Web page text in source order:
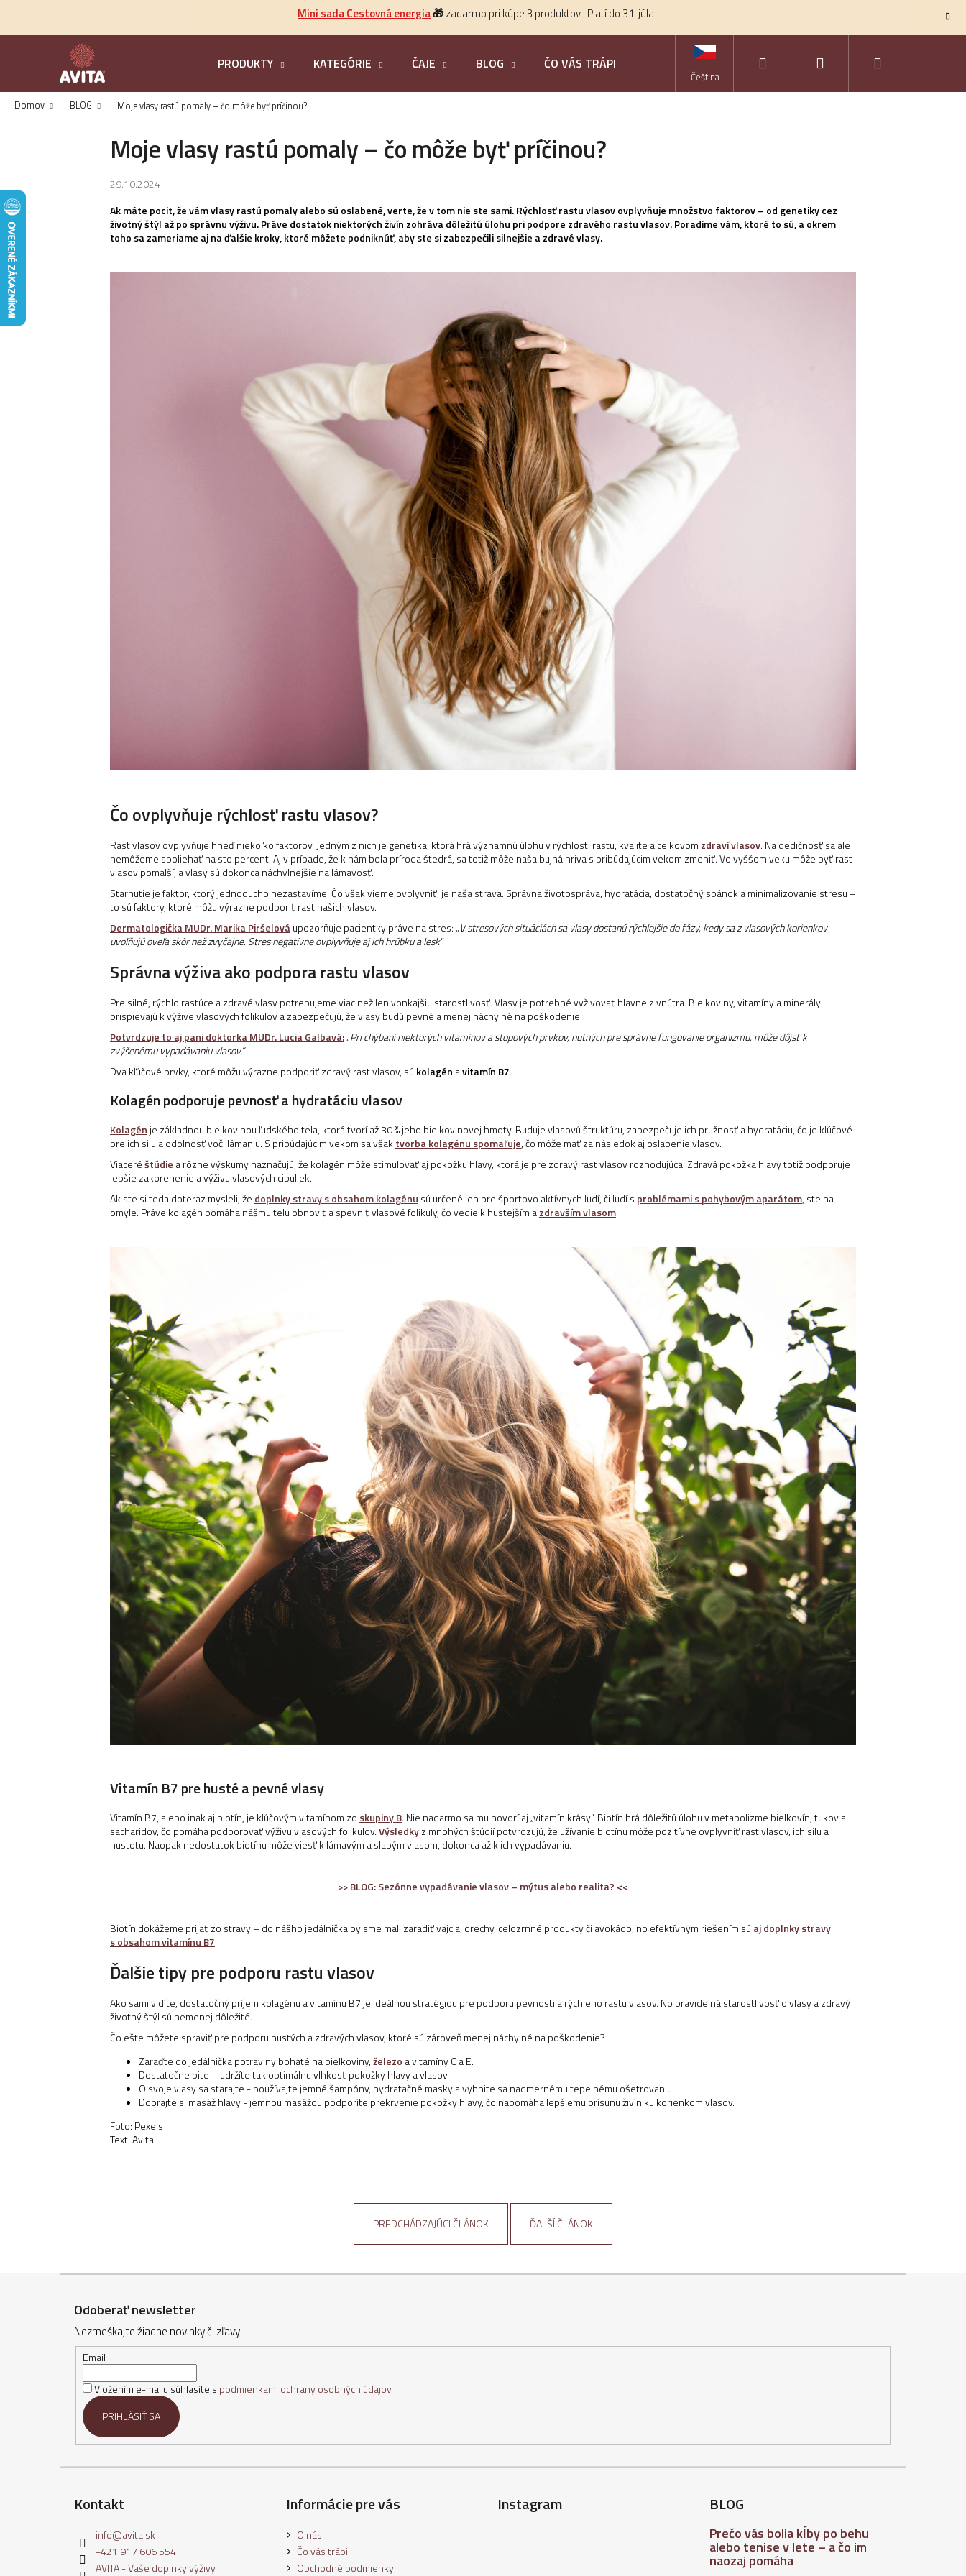
obsah
Mini sada Cestovná energia🎁zadarmo pri kúpe 3 produktov · Platí do 31. júla
PRODUKTY KATEGÓRIE ČAJE BLOG ČO VÁS TRÁPI? KONTAKTY ZNAČKY
Čeština
Prihlásenie
Domov BLOG Moje vlasy rastú pomaly – čo môže byť príčinou?
Moje vlasy rastú pomaly – čo môže byť príčinou?
29.10.2024
Ak máte pocit, že vám vlasy rastú pomaly alebo sú oslabené, verte, že v tom nie ste sami. Rýchlosť rastu vlasov ovplyvňuje množstvo faktorov – od genetiky cez
životný štýl až po správnu výživu. Práve dostatok niektorých živín zohráva dôležitú úlohu pri podpore zdravého rastu vlasov. Poradíme vám, ktoré to sú, a okrem
toho sa zameriame aj na ďalšie kroky, ktoré môžete podniknúť, aby ste si zabezpečili silnejšie a zdravé vlasy.
Čo ovplyvňuje rýchlosť rastu vlasov?
Rast vlasov ovplyvňuje hneď niekoľko faktorov. Jedným z nich je genetika, ktorá hrá významnú úlohu v rýchlosti rastu, kvalite a celkovom zdraví vlasov. Na dedičnosť sa ale
nemôžeme spoliehať na sto percent. Aj v prípade, že k nám bola príroda štedrá, sa totiž môže naša bujná hriva s pribúdajúcim vekom zmeniť. Vo vyššom veku môže byť rast
vlasov pomalší, a vlasy sú dokonca náchylnejšie na lámavosť.
Starnutie je faktor, ktorý jednoducho nezastavíme. Čo však vieme ovplyvniť, je naša strava. Správna životospráva, hydratácia, dostatočný spánok a minimalizovanie stresu –
to sú faktory, ktoré môžu výrazne podporiť rast našich vlasov.
Dermatologička MUDr. Marika Piršelováupozorňuje pacientky práve na stres: „V stresových situáciách sa vlasy dostanú rýchlejšie do fázy, kedy sa z vlasových korienkov
uvoľňujú oveľa skôr než zvyčajne. Stres negatívne ovplyvňuje aj ich hrúbku a lesk.“
Správna výživa ako podpora rastu vlasov
Pre silné, rýchlo rastúce a zdravé vlasy potrebujeme viac než len vonkajšiu starostlivosť. Vlasy je potrebné vyživovať hlavne z vnútra. Bielkoviny, vitamíny a minerály
prispievajú k výžive vlasových folikulov a zabezpečujú, že vlasy budú pevné a menej náchylné na poškodenie.
Potvrdzuje to aj pani doktorka MUDr. Lucia Galbavá:„Pri chýbaní niektorých vitamínov a stopových prvkov, nutných pre správne fungovanie organizmu, môže dôjsť k
zvýšenému vypadávaniu vlasov.“
Dva kľúčové prvky, ktoré môžu výrazne podporiť zdravý rast vlasov, sú kolagén avitamín B7.
Kolagén podporuje pevnosť a hydratáciu vlasov
Kolagén je základnou bielkovinou ľudského tela, ktorá tvorí až 30 % jeho bielkovinovej hmoty. Buduje vlasovú štruktúru, zabezpečuje ich pružnosť a hydratáciu, čo je kľúčové
pre ich silu a odolnosť voči lámaniu. S pribúdajúcim vekom sa však tvorba kolagénu spomaľuje, čo môže mať za následok aj oslabenie vlasov.
Viaceréštúdie a rôzne výskumy naznačujú, že kolagén môže stimulovať aj pokožku hlavy, ktorá je pre zdravý rast vlasov rozhodujúca. Zdravá pokožka hlavy totiž podporuje
lepšie zakorenenie a výživu vlasových cibuliek.
Ak ste si teda doteraz mysleli, že doplnky stravy s obsahom kolagénu sú určené len pre športovo aktívnych ľudí, či ľudí s problémami s pohybovým aparátom, ste na
omyle. Práve kolagén pomáha nášmu telu obnoviť a spevniť vlasové folikuly, čo vedie k hustejším azdravším vlasom.
Vitamín B7 pre husté a pevné vlasy
Vitamín B7, alebo inak aj biotín, je kľúčovým vitamínom zo skupiny B. Nie nadarmo sa mu hovorí aj „vitamín krásy“. Biotín hrá dôležitú úlohu v metabolizme bielkovín, tukov a
sacharidov, čo pomáha podporovať výživu vlasových folikulov.Výsledkyz mnohých štúdií potvrdzujú, že užívanie biotínu môže pozitívne ovplyvniť rast vlasov, ich silu a
hustotu. Naopak nedostatok biotínu môže viesť k lámavým a slabým vlasom, dokonca až k ich vypadávaniu.
>> BLOG: Sezónne vypadávanie vlasov – mýtus alebo realita? <<
Biotín dokážeme prijať zo stravy – do nášho jedálnička by sme mali zaradiť vajcia, orechy, celozrnné produkty či avokádo, no efektívnym riešením sú aj doplnky stravy
s obsahom vitamínu B7.
Ďalšie tipy pre podporu rastu vlasov
Ako sami vidíte, dostatočný príjem kolagénu a vitamínu B7 je ideálnou stratégiou pre podporu pevnosti a rýchleho rastu vlasov. No pravidelná starostlivosť o vlasy a zdravý
životný štýl sú nemenej dôležité.
Čo ešte môžete spraviť pre podporu hustých a zdravých vlasov, ktoré sú zároveň menej náchylné na poškodenie?
Zaraďte do jedálnička potraviny bohaté na bielkoviny,železo a vitamíny C a E.
Dostatočne pite – udržíte tak optimálnu vlhkosť pokožky hlavy a vlasov.
O svoje vlasy sa starajte - používajte jemné šampóny, hydratačné masky a vyhnite sa nadmernému tepelnému ošetrovaniu.
Doprajte si masáž hlavy - jemnou masážou podporíte prekrvenie pokožky hlavy, čo napomáha lepšiemu prísunu živín ku korienkom vlasov.
Foto: Pexels
Text: Avita
PREDCHÁDZAJÚCI ČLÁNOK ĎALŠÍ ČLÁNOK
Späť
obchodu
Z
Odoberať newsletter
Nezmeškajte žiadne novinky či zľavy!
Email
Vložením e-mailu súhlasíte s podmienkami ochrany osobných údajov
PRIHLÁSIŤ SA
Kontakt
info@avita.sk
+421 917 606 554
AVITA - Vaše doplnky výživy
Informácie pre vás
O nás
Čo vás trápi
Obchodné podmienky
Instagram BLOG
Prečo vás bolia kĺby po behu
alebo tenise v lete – a čo im
naozaj pomáha